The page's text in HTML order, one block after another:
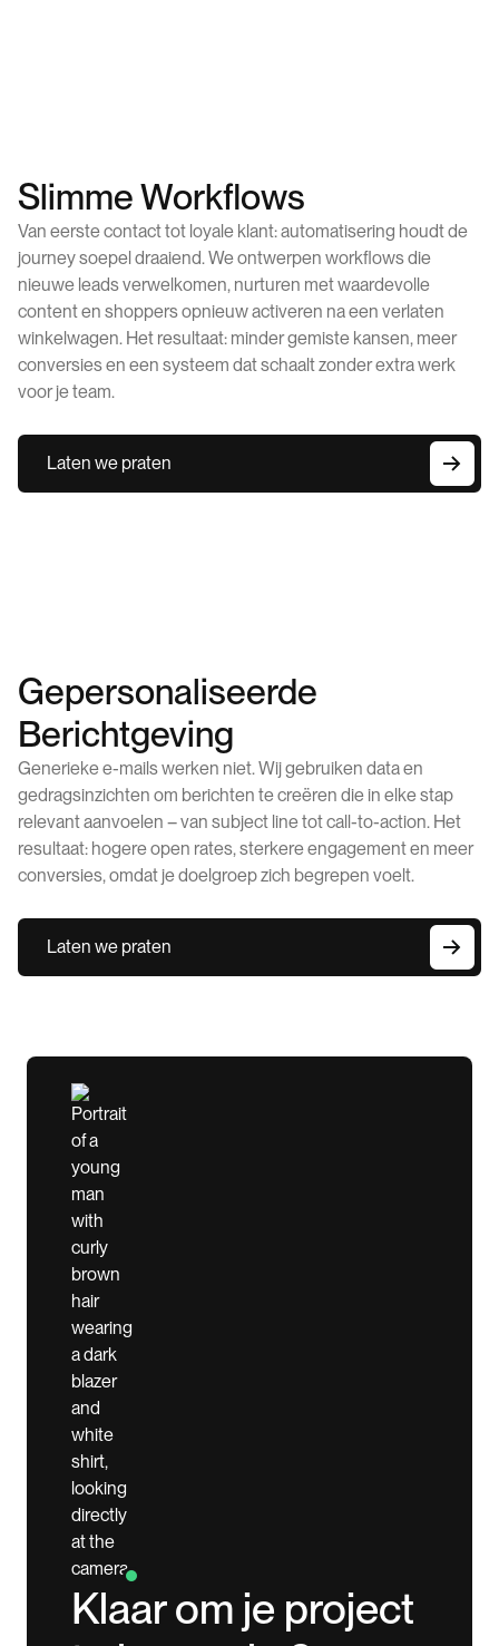
Slimme Workflows
Van eerste contact tot loyale klant: automatisering houdt de
journey soepel draaiend. We ontwerpen workflows die
nieuwe leads verwelkomen, nurturen met waardevolle
content en shoppers opnieuw activeren na een verlaten
winkelwagen. Het resultaat: minder gemiste kansen, meer
conversies en een systeem dat schaalt zonder extra werk
voor je team.
Laten we praten
Gepersonaliseerde
Berichtgeving
Generieke e-mails werken niet. Wij gebruiken data en
gedragsinzichten om berichten te creëren die in elke stap
relevant aanvoelen – van subject line tot call-to-action. Het
resultaat: hogere open rates, sterkere engagement en meer
conversies, omdat je doelgroep zich begrepen voelt.
Laten we praten
Klaar om je project